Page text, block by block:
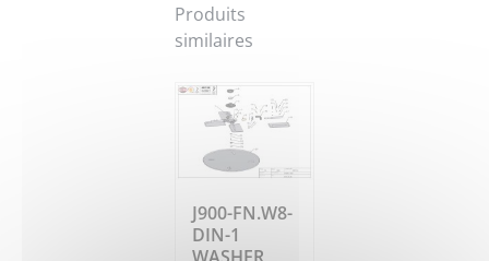
Produits
similaires
J900-FN.W8-
DIN-1
WASHER